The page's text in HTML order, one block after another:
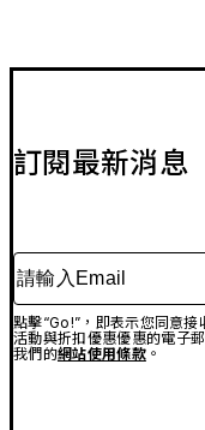
訂閱最新消息
請輸入Email
點擊“Go!”，即表示您同意
活動與折扣優惠優惠的電子
我們的網站使用條款。